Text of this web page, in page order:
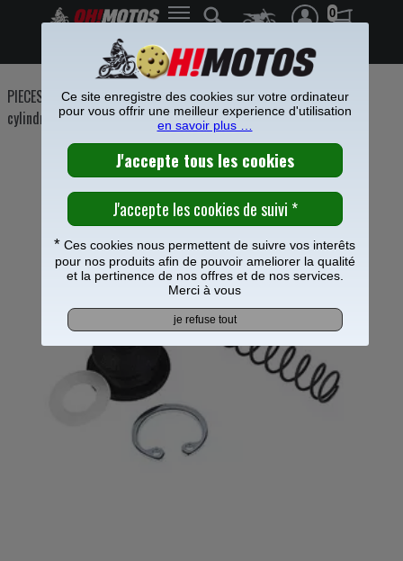
0
Frais de port offerts à partir de 49€
PIECES MOTO>Freinage>Etrier Maitre cylindre frein>Maitre
cylindre de frein>
KIT REPARATION MAITRE CYLINDRE
EMBRAYAGE MAGURA 10.5 MM
Ce site enregistre des cookies sur votre ordinateur
pour vous offrir une meilleur experience d'utilisation
en savoir plus …
* Ces cookies nous permettent de suivre vos interêts
pour nos produits afin de pouvoir ameliorer la qualité
et la pertinence de nos offres et de nos services.
Merci à vous